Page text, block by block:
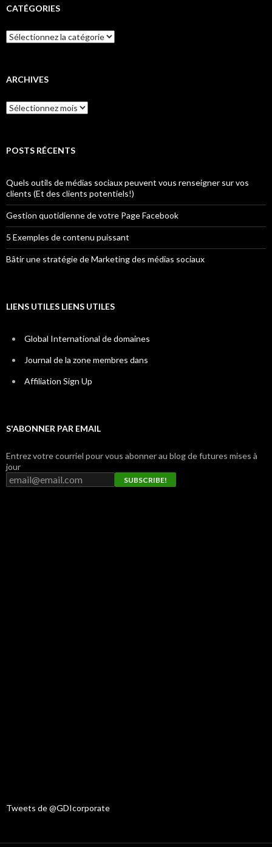
CATÉGORIES
Catégories
ARCHIVES
Archives
POSTS RÉCENTS
Quels outils de médias sociaux peuvent vous renseigner sur vos
clients (Et des clients potentiels!)
Gestion quotidienne de votre Page Facebook
5 Exemples de contenu puissant
Bâtir une stratégie de Marketing des médias sociaux
LIENS UTILES LIENS UTILES
Global International de domaines
Journal de la zone membres dans
Affiliation Sign Up
S'ABONNER PAR EMAIL
Entrez votre courriel pour vous abonner au blog de futures mises à
jour
Tweets de @GDIcorporate